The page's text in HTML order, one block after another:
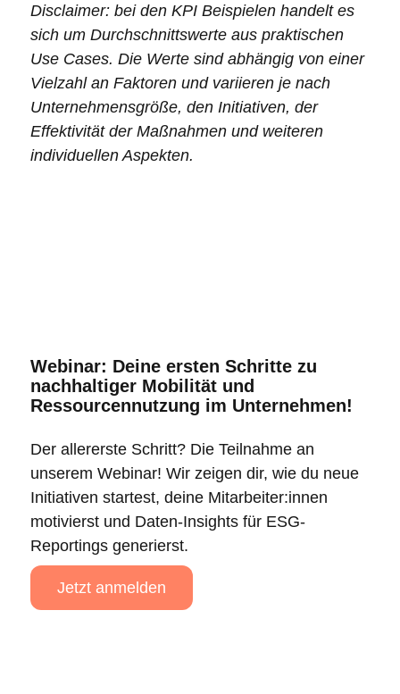
Disclaimer: bei den KPI Beispielen handelt es
sich um Durchschnittswerte aus praktischen
Use Cases. Die Werte sind abhängig von einer
Vielzahl an Faktoren und variieren je nach
Unternehmensgröße, den Initiativen, der
Effektivität der Maßnahmen und weiteren
individuellen Aspekten.
Webinar: Deine ersten Schritte zu
nachhaltiger Mobilität und
Ressourcennutzung im Unternehmen!
Der allererste Schritt? Die Teilnahme an
unserem Webinar! Wir zeigen dir, wie du neue
Initiativen startest, deine Mitarbeiter:innen
motivierst und Daten-Insights für ESG-
Reportings generierst.
Jetzt anmelden